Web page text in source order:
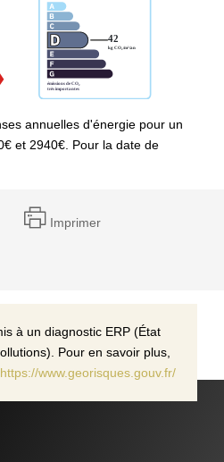
annuelles d'énergie pour un
et 2940€. Pour la date de
Imprimer
à un diagnostic ERP (État
Pour en savoir plus,
https://www.georisques.gouv.fr/